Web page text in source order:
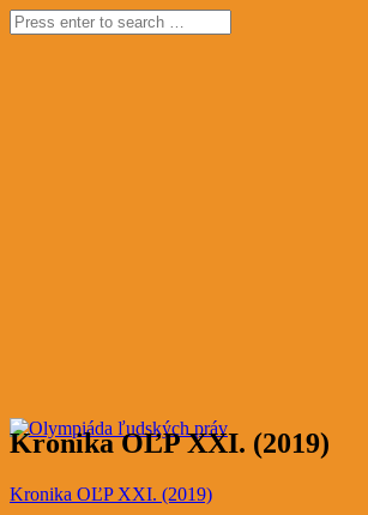
Kronika OĽP XXI. (2019)
Kronika OĽP XXI. (2019)